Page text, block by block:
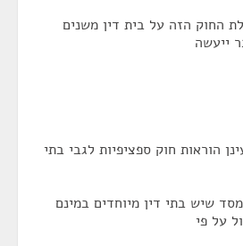
החוק הזה על בית דין משנים
ייעשה
הוראות חוק ספציפיות לגבי בתי
שיש בתי דין מיוחדים במינם
על פי